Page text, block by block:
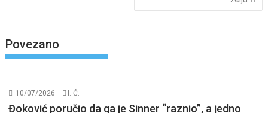
Povezano
10/07/2026 I. Ć.
Đoković poručio da ga je Sinner “raznio”, a jedno